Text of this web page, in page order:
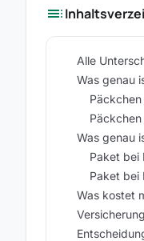
toc
Alle
Was genau
Päckchen
Was genau
Paket bei
Paket bei
Was kostet